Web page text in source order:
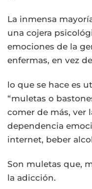
La inmensa
una cojera
emociones de la
enfermas, en vez
lo que se hace es
“muletas o
comer de más, ver
dependencia
internet, beber
Son muletas que,
la adicción.